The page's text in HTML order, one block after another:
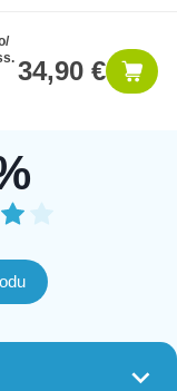
34,90 €